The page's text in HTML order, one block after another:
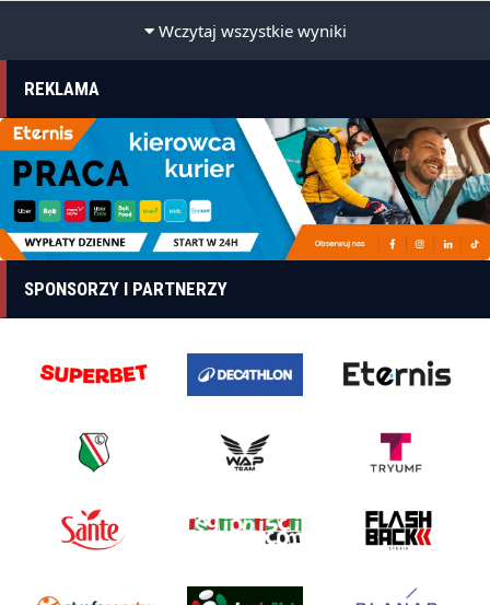
Wczytaj wszystkie wyniki
REKLAMA
SPONSORZY I PARTNERZY